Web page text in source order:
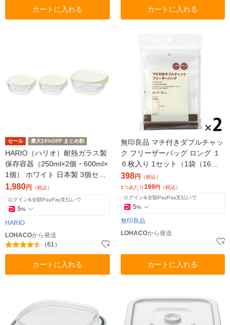
カートに入れる カートに入れる
セール 最大15%OFF まとめ割
HARIO（ハリオ）耐熱ガラス製
保存容器（250ml×2個・600ml×
1個） ホワイト 日本製 3個セッ
ト（イチオシ）
1,980円 （税込）
ログイン&全額PayPay支払いで
5%
HARIO
LOHACOから発送
（61）
カートに入れる
無印良品 マチ付きダブルチャッ
ク フリーザーバッグ ロング １
６枚入り 1セット（1袋（16枚
入）×2） 良品計画
398円
（税込）
1つあたり199円 （税込）
ログイン&全額PayPay支払いで
5%
無印良品
LOHACOから発送
カートに入れる